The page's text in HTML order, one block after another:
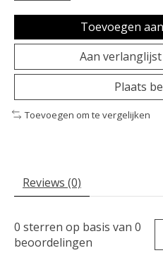
Toevoegen
Aan
Plaats
Toevoegen om te vergelijken
Reviews (0)
0 sterren op basis van 0
beoordelingen